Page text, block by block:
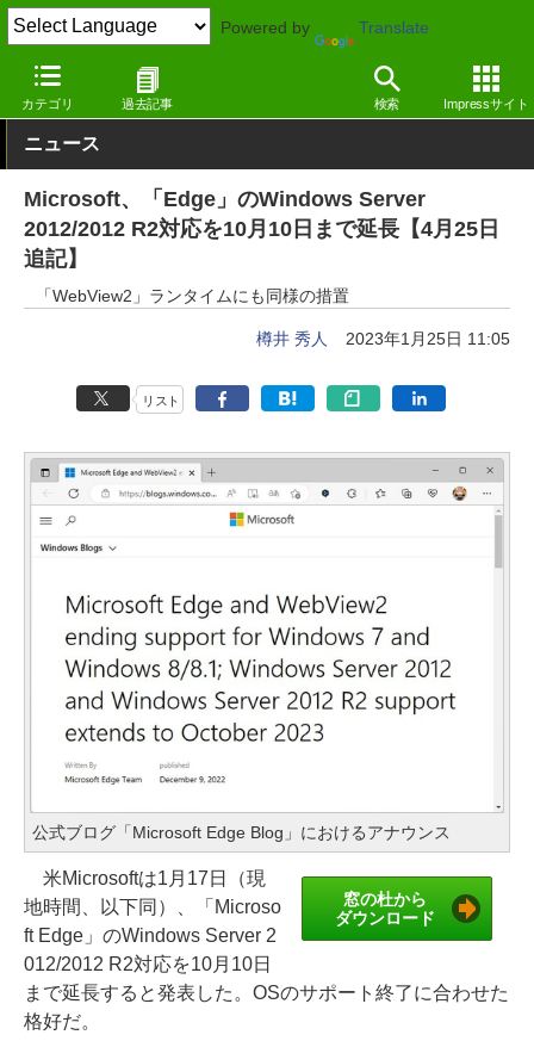
Powered by Translate
カテゴリ 過去記事 検索 Impressサイト
窓の杜 インターネット Windows
ニュース
Microsoft、「Edge」のWindows Server
2012/2012 R2対応を10月10日まで延長【4月25日
追記】
「WebView2」ランタイムにも同様の措置
樽井 秀人 2023年1月25日 11:05
リスト
公式ブログ「Microsoft Edge Blog」におけるアナウンス
窓の杜から
ダウンロード
米Microsoftは1月17日（現
地時間、以下同）、「Microso
ft Edge」のWindows Server 2
012/2012 R2対応を10月10日
まで延長すると発表した。OSのサポート終了に合わせた
格好だ。